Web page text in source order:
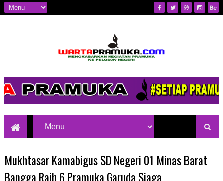
Pelosok Negeri
Mukhtasar Kamabigus SD Negeri 01 Minas Barat
Bangga Raih 6 Pramuka Garuda Siaga